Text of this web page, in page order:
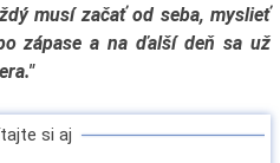
musí začať od seba, myslieť
zápase a na ďalší deň sa už
si aj